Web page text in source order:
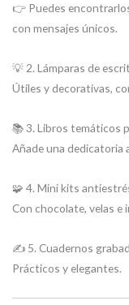
👉 Puedes
con mensajes únicos.
💡 2. Lámparas de
Útiles y decorativas,
📚 3. Libros temáticos
Añade una dedicatoria
🧩 4. Mini kits
Con chocolate, velas e
✍️ 5. Cuadernos
Prácticos y elegantes.